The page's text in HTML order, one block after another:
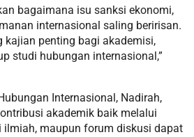
bagaimana isu sanksi ekonomi,
internasional saling beririsan.
kajian penting bagi akademisi,
studi hubungan internasional,”
Internasional, Nadirah,
akademik baik melalui
ilmiah, maupun forum diskusi dapat